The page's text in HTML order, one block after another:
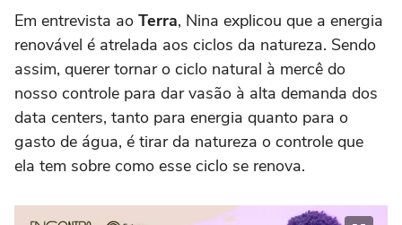
Em entrevista ao Terra, Nina explicou que a energia
renovável é atrelada aos ciclos da natureza. Sendo
assim, querer tornar o ciclo natural à mercê do
nosso controle para dar vasão à alta demanda dos
data centers, tanto para energia quanto para o
gasto de água, é tirar da natureza o controle que
ela tem sobre como esse ciclo se renova.